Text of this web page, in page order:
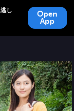
し
Open
App